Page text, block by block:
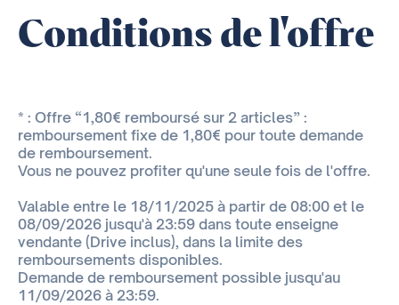
Conditions de l'offre
* : Offre “1,80€ remboursé sur 2 articles” :
remboursement fixe de 1,80€ pour toute demande
de remboursement.
Vous ne pouvez profiter qu'une seule fois de l'offre.
Valable entre le 18/11/2025 à partir de 08:00 et le
08/09/2026 jusqu'à 23:59 dans toute enseigne
vendante (Drive inclus), dans la limite des
remboursements disponibles.
Demande de remboursement possible jusqu'au
11/09/2026 à 23:59.